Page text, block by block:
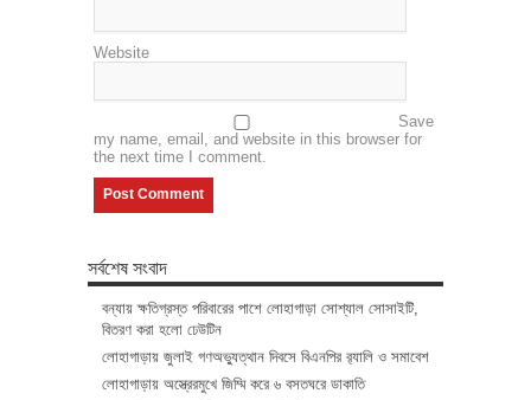
Website
Save
my name, email, and website in this browser for
the next time I comment.
সর্বশেষ সংবাদ
বন্যায় ক্ষতিগ্রস্ত পরিবারের পাশে লোহাগাড়া সোশ্যাল সোসাইটি,
বিতরণ করা হলো ঢেউটিন
লোহাগাড়ায় জুলাই গণঅভ্যুত্থান দিবসে বিএনপির র‌্যালি ও সমাবেশ
লোহাগাড়ায় অস্ত্রেরমুখে জিম্মি করে ৬ বসতঘরে ডাকাতি